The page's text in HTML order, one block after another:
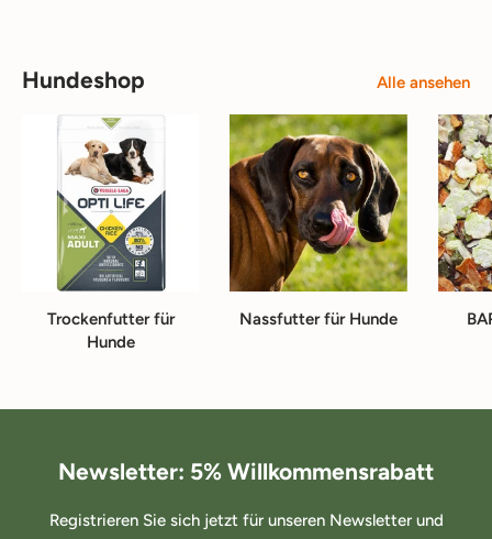
Hundeshop Alle ansehen
Trockenfutter für
Hunde
Nassfutter für Hunde
Newsletter: 5% Willkommensrabatt
Registrieren Sie sich jetzt für unseren Newsletter und